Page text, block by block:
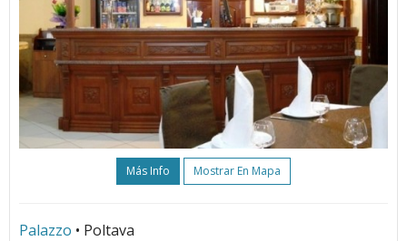
Más Info Mostrar En Mapa
Palazzo • Poltava